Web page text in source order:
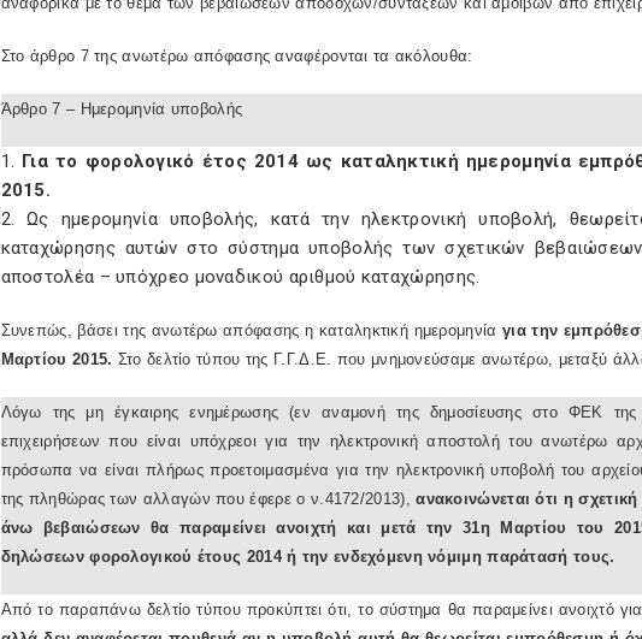
Στο άρθρο 7 της ανωτέρω απόφασης αναφέρονται τα ακόλουθα:
Άρθρο 7 – Ημερομηνία υποβολής
1. Για το φορολογικό έτος 2014 ως καταληκτική ημερομηνία
2015.
2. Ως ημερομηνία υποβολής, κατά την ηλεκτρονική υποβολή,
καταχώρησης αυτών στο σύστημα υποβολής των σχετικών
αποστολέα – υπόχρεο μοναδικού αριθμού καταχώρησης.
Συνεπώς, βάσει της ανωτέρω απόφασης η καταληκτική ημερομηνία για την
Μαρτίου 2015. Στο δελτίο τύπου της Γ.Γ.Δ.Ε. που μνημονεύσαμε ανωτέρω, μεταξύ
Λόγω της μη έγκαιρης ενημέρωσης (εν αναμονή της δημοσίευσης στο ΦΕΚ
επιχειρήσεων που είναι υπόχρεοι για την ηλεκτρονική αποστολή του ανωτέρω
πρόσωπα να είναι πλήρως προετοιμασμένα για την ηλεκτρονική υποβολή του
της πληθώρας των αλλαγών που έφερε ο ν.4172/2013),ανακοινώνεται ότι η
άνω βεβαιώσεων θα παραμείνει ανοιχτή και μετά την 31η Μαρτίου του
δηλώσεων φορολογικού έτους 2014 ή την ενδεχόμενη νόμιμη παράτασή τους.
Από το παραπάνω δελτίο τύπου προκύπτει ότι, το σύστημα θα παραμείνει ανοιχτό